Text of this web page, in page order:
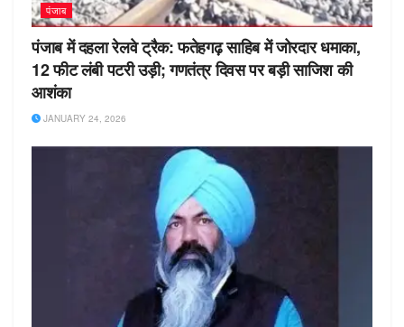
पंजाब
पंजाब में दहला रेलवे ट्रैक: फतेहगढ़ साहिब में जोरदार धमाका,
12 फीट लंबी पटरी उड़ी; गणतंत्र दिवस पर बड़ी साजिश की
आशंका
JANUARY 24, 2026